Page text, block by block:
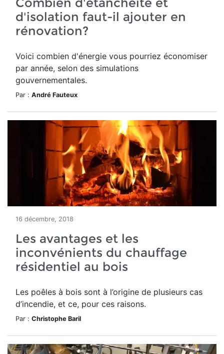
d'isolation faut-il ajouter en
rénovation?
Voici combien d'énergie vous pourriez économiser
par année, selon des simulations
gouvernementales.
Par : André Fauteux
16 décembre, 2018
Les avantages et les
inconvénients du chauffage
résidentiel au bois
Les poêles à bois sont à l’origine de plusieurs cas
d’incendie, et ce, pour ces raisons.
Par : Christophe Baril